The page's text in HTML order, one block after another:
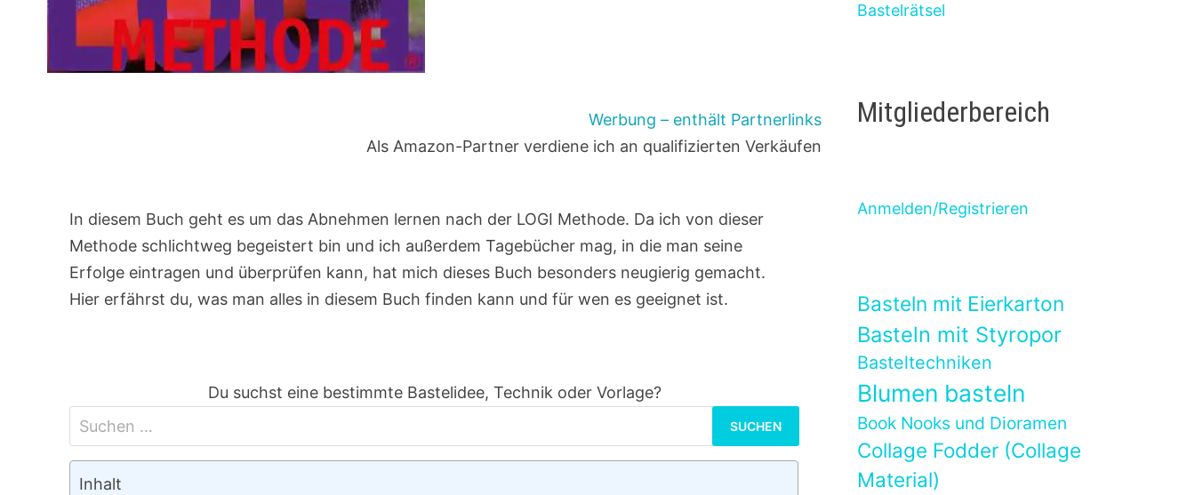
Werbung – enthält Partnerlinks
Als Amazon-Partner verdiene ich an qualifizierten Verkäufen
In diesem Buch geht es um das Abnehmen lernen nach der LOGI Methode. Da ich von dieser
Methode schlichtweg begeistert bin und ich außerdem Tagebücher mag, in die man seine
Erfolge eintragen und überprüfen kann, hat mich dieses Buch besonders neugierig gemacht.
Hier erfährst du, was man alles in diesem Buch finden kann und für wen es geeignet ist.
Du suchst eine bestimmte Bastelidee, Technik oder Vorlage?
nach:
Inhalt
Bastelrätsel
Mitgliederbereich
Anmelden/Registrieren
Basteln mit Eierkarton
Basteln mit Styropor
Basteltechniken
Blumen basteln
Book Nooks und Dioramen
Collage Fodder (Collage
Material)